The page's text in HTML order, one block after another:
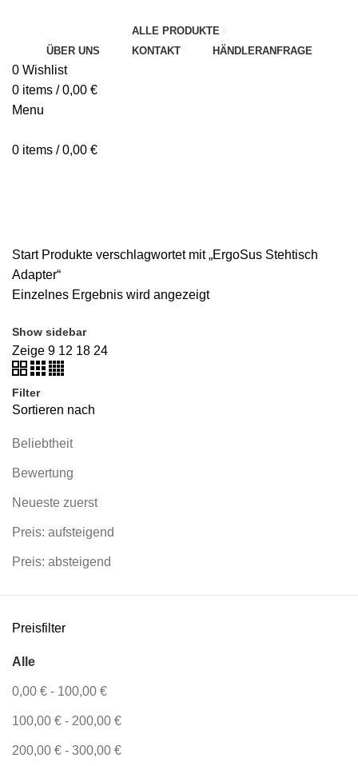
ALLE PRODUKTE
ÜBER UNS
KONTAKT HÄNDLERANFRAGE
0 Wishlist
0 items / 0,00 €
Menu
0 items / 0,00 €
StartProdukte verschlagwortet mit „ErgoSus Stehtisch
Adapter“
Einzelnes Ergebnis wird angezeigt
Show sidebar
Zeige 9 12 18 24
Filter
Sortieren nach
Beliebtheit
Bewertung
Neueste zuerst
Preis: aufsteigend
Preis: absteigend
Preisfilter
Alle
0,00 € - 100,00 €
100,00 € - 200,00 €
200,00 € - 300,00 €